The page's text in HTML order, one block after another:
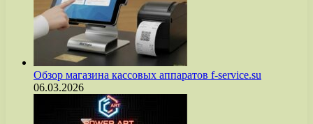
Обзор магазина кассовых аппаратов f-service.su
06.03.2026